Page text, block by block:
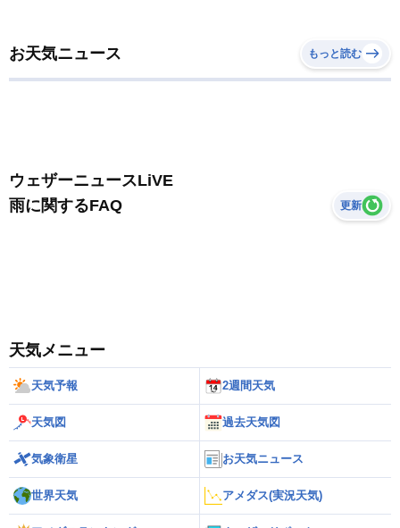
お天気ニュース もっと読む
ウェザーニュースLiVE
雨に関するFAQ
更新
天気メニュー
天気予報 2週間天気
天気図 過去天気図
気象衛星 お天気ニュース
世界天気 アメダス(実況天気)